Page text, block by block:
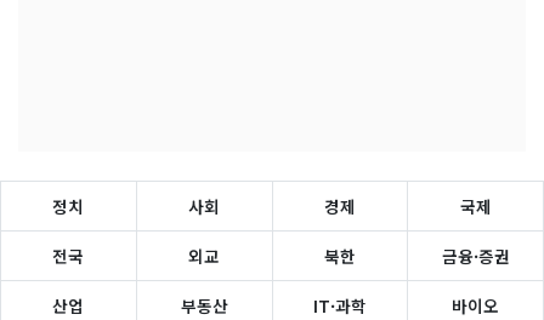
정치 사회 경제 국제
전국 외교 북한 금융·증권
산업 부동산 IT·과학 바이오